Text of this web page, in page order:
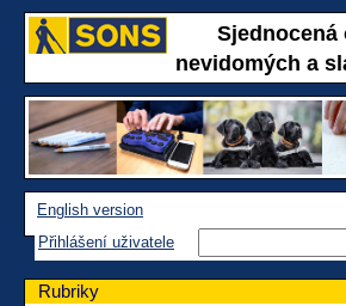
Sjednocená
nevidomých a
English version
Přihlášení uživatele
Rubriky